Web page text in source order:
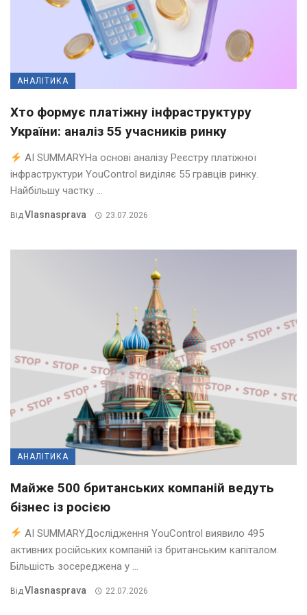
АНАЛІТИКА
Хто формує платіжну інфраструктуру
України: аналіз 55 учасників ринку
AI SUMMARYНа основі аналізу Реєстру платіжної
інфраструктури YouControl виділяє 55 гравців ринку.
Найбільшу частку ...
ВідVlasnasprava 23.07.2026
АНАЛІТИКА
Майже 500 британських компаній ведуть
бізнес із росією
AI SUMMARYДослідження YouControl виявило 495
активних російських компаній із британським капіталом.
Більшість зосереджена у ...
ВідVlasnasprava 22.07.2026